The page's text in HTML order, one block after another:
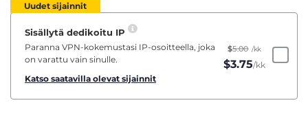
Uudet sijainnit
Sisällytä dedikoitu IP
Paranna VPN-kokemustasi IP-osoitteella, joka
on varattu vain sinulle.
Katso saatavilla olevat sijainnit
$5.00 /kk
$3.75/kk